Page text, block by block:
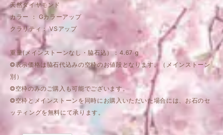
天然ダイヤモンド
カラー ： Gカラーアップ
クラリティ： VSアップ
重量(メインストーンなし・脇石込）：4.67 g
❂表示価格は脇石代込みの空枠のお値段となります。（メインストーン
別）
❂空枠のみのご購入も可能でございます。
❂空枠とメインストーンを同時にお購入いただいた場合には、お石のセ
ッティングを無料にて承ります。